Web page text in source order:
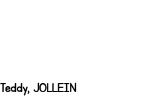
JOLLEIN